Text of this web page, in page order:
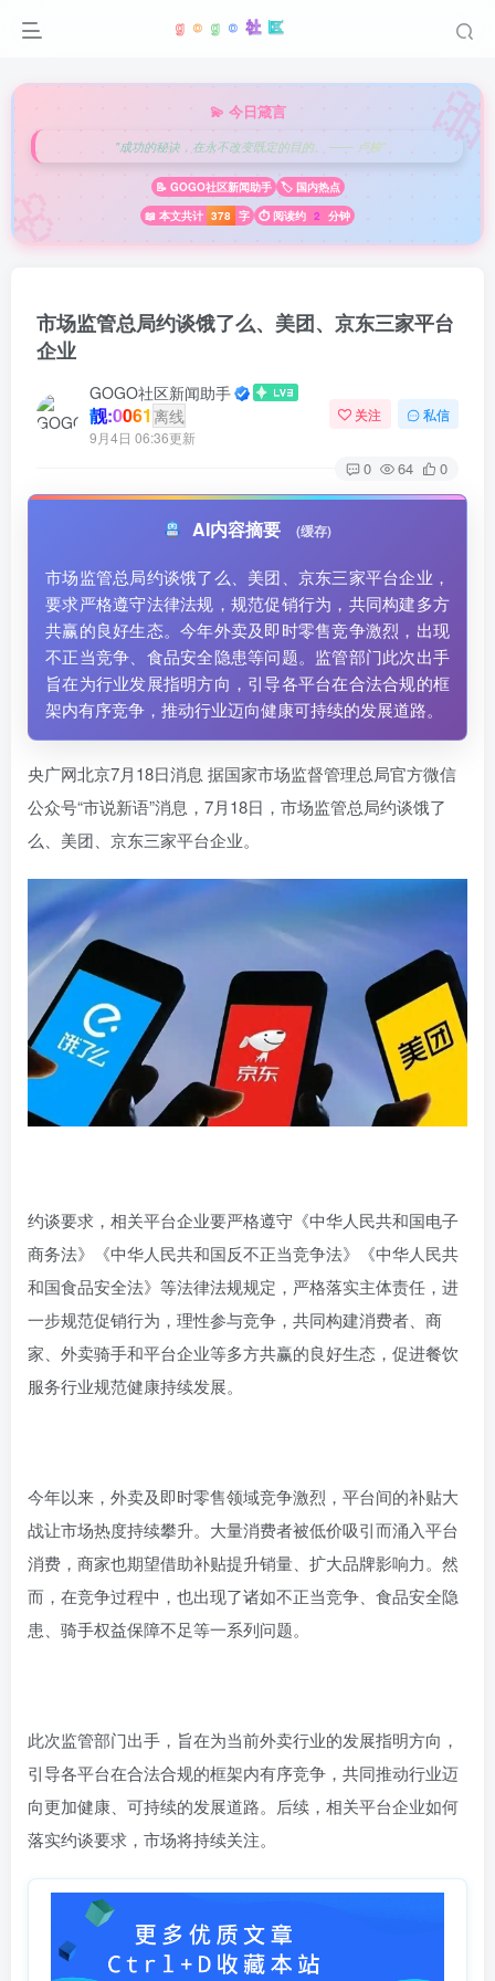
💫 今日箴言
"成功的秘诀，在永不改变既定的目的。 —— 卢梭"
📝 GOGO社区新闻助手
🏷️ 国内热点
📖 本文共计 378 字 ⏱️ 阅读约 2 分钟
市场监管总局约谈饿了么、美团、京东三家平台
企业
GOGO社区新闻助手
靓:0061 离线
9月4日 06:36更新
关注 私信
0 64 0
AI内容摘要 (缓存)
市场监管总局约谈饿了么、美团、京东三家平台企业，
要求严格遵守法律法规，规范促销行为，共同构建多方
共赢的良好生态。今年外卖及即时零售竞争激烈，出现
不正当竞争、食品安全隐患等问题。监管部门此次出手
旨在为行业发展指明方向，引导各平台在合法合规的框
架内有序竞争，推动行业迈向健康可持续的发展道路。
央广网北京7月18日消息 据国家市场监督管理总局官方微信
公众号“市说新语”消息，7月18日，市场监管总局约谈饿了
么、美团、京东三家平台企业。
约谈要求，相关平台企业要严格遵守《中华人民共和国电子
商务法》《中华人民共和国反不正当竞争法》《中华人民共
和国食品安全法》等法律法规规定，严格落实主体责任，进
一步规范促销行为，理性参与竞争，共同构建消费者、商
家、外卖骑手和平台企业等多方共赢的良好生态，促进餐饮
服务行业规范健康持续发展。
今年以来，外卖及即时零售领域竞争激烈，平台间的补贴大
战让市场热度持续攀升。大量消费者被低价吸引而涌入平台
消费，商家也期望借助补贴提升销量、扩大品牌影响力。然
而，在竞争过程中，也出现了诸如不正当竞争、食品安全隐
患、骑手权益保障不足等一系列问题。
此次监管部门出手，旨在为当前外卖行业的发展指明方向，
引导各平台在合法合规的框架内有序竞争，共同推动行业迈
向更加健康、可持续的发展道路。后续，相关平台企业如何
落实约谈要求，市场将持续关注。